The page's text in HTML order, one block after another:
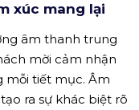
xúc mang lại
âm thanh trung
mời cảm nhận
mỗi tiết mục. Âm
ra sự khác biệt rõ